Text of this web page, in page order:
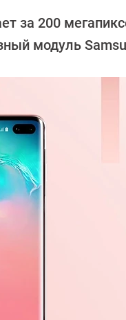
за 200
модуль